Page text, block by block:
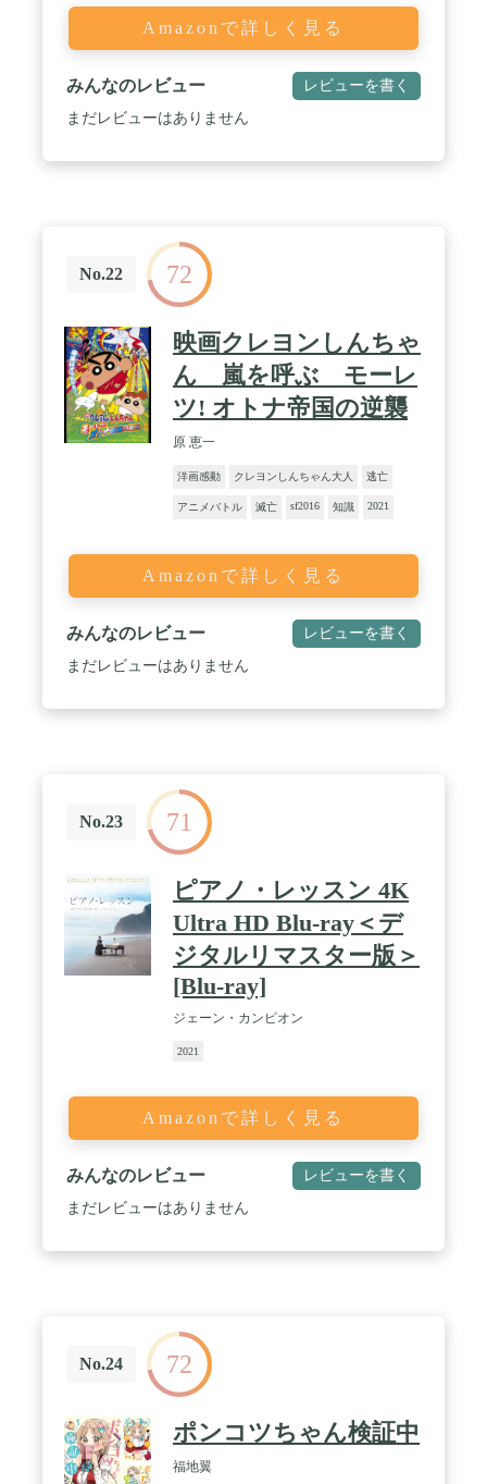
Amazonで詳しく見る
みんなのレビュー レビューを書く
まだレビューはありません
No.22 72
映画クレヨンしんちゃ
ん 嵐を呼ぶ モーレ
ツ! オトナ帝国の逆襲
原 恵一
洋画感動 クレヨンしんちゃん大人 逃亡
アニメバトル 滅亡 sf2016 知識 2021
Amazonで詳しく見る
みんなのレビュー レビューを書く
まだレビューはありません
No.23 71
ピアノ・レッスン 4K
Ultra HD Blu-ray＜デ
ジタルリマスター版＞
[Blu-ray]
ジェーン・カンピオン
2021
Amazonで詳しく見る
みんなのレビュー レビューを書く
まだレビューはありません
No.24 72
ポンコツちゃん検証中
福地翼